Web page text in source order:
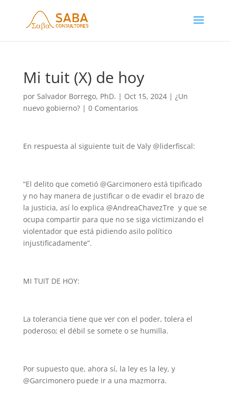
Mi tuit (X) de hoy
por Salvador Borrego, PhD. | Oct 15, 2024| ¿Un
nuevo gobierno?| 0 Comentarios
En respuesta al siguiente tuit de Valy @liderfiscal:
“El delito que cometió @Garcimonero está tipificado
y no hay manera de justificar o de evadir el brazo de
la justicia, así lo explica @AndreaChavezTre y que se
ocupa compartir para que no se siga victimizando el
violentador que está pidiendo asilo político
injustificadamente”.
MI TUIT DE HOY:
La tolerancia tiene que ver con el poder, tolera el
poderoso; el débil se somete o se humilla.
Por supuesto que, ahora sí, la ley es la ley, y
@Garcimonero puede ir a una mazmorra.